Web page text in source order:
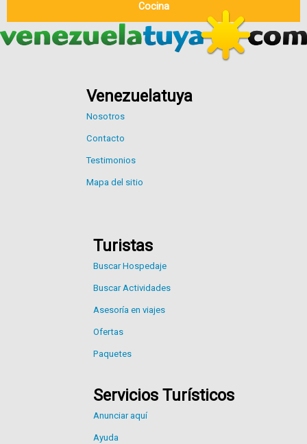
Cocina
Venezuelatuya
Nosotros
Contacto
Testimonios
Mapa del sitio
Turistas
Buscar Hospedaje
Buscar Actividades
Asesoría en viajes
Ofertas
Paquetes
Servicios Turísticos
Anunciar aquí
Ayuda